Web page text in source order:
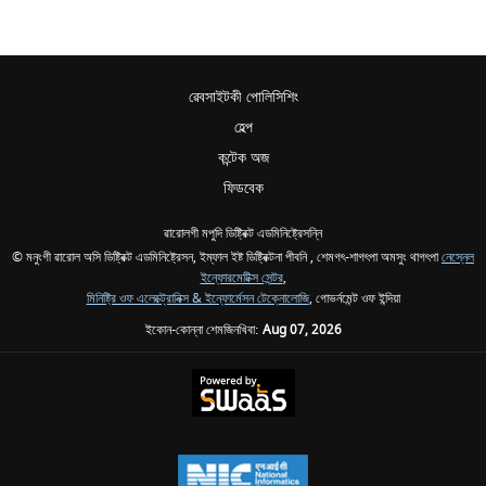
ৱেবসাইটকী পোলিসিশিং
হেল্প
কন্টেক অজ
ফিডবেক
ৱারোলগী মপুদি ডিষ্ট্রিক্ট এডমিনিষ্ট্রেসন্নি
© মনুংগী ৱারোল অসি ডিষ্ট্রিক্ট এডমিনিষ্ট্রেসন, ইম্ফাল ইষ্ট ডিষ্ট্রিক্টনা পীবনি , শেমগৎ-শাগৎপা অমসুং থাগৎপানেস্নেল
ইন্ফোরমেটিক্স সেন্টর,
মিনিষ্ট্রি ওফ এলেক্ট্রোনিক্স & ইন্ফোর্মেসন টেক্নোলোজি, গোভর্নমেন্ট ওফ ইন্দিয়া
ইকোন-কোন্না শেমজিনখিবা: Aug 07, 2026